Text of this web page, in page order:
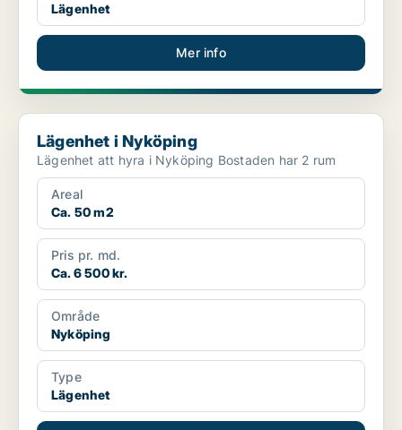
Lägenhet
Mer info
Lägenhet i Nyköping
Lägenhet i Nyköping
Lägenhet att hyra i Nyköping Bostaden har 2 rum
Areal
Ca. 50 m2
Pris pr. md.
Ca. 6 500 kr.
Område
Nyköping
Type
Lägenhet